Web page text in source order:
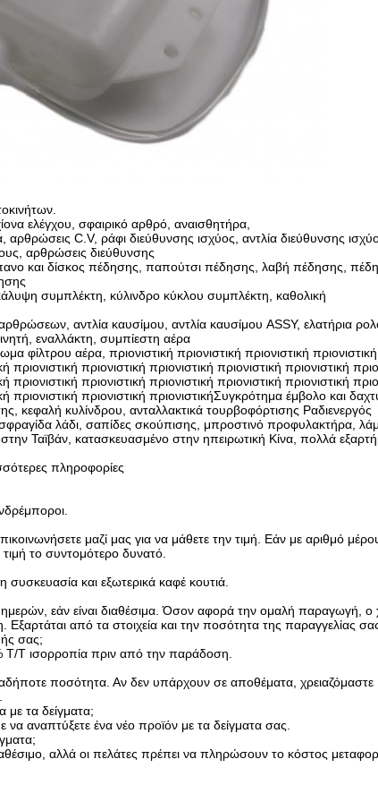
ελέγχου, σφαιρικό αρθρό, αναισθητήρα,
C.V, ράφι διεύθυνσης ισχύος, αντλία διεύθυνσης
αρθρώσεις διεύθυνσης
και δίσκος πέδησης, παπούτσι πέδησης, λαβή πέδησης,
συμπλέκτη, κύλινδρο κύκλου συμπλέκτη, καθολική
αντλία καυσίμου, αντλία καυσίμου ASSY, ελατήρια
εναλλάκτη, συμπίεστη αέρα
φίλτρου αέρα, πριονιστική πριονιστική πριονιστική πριονιστική
πριονιστική πριονιστική πριονιστική πριονιστική πριονιστική
πριονιστική πριονιστική πριονιστική πριονιστική πριονιστική
πριονιστική πριονιστική πριονιστικήΣυγκρότημα έμβολο και
κεφαλή κυλίνδρου, ανταλλακτικά τουρβοφόρτισης Ραδιενεργός
λάδι, σαπίδες σκούπισης, μπροστινό προφυλακτήρα,
Ταϊβάν, κατασκευασμένο στην ηπειρωτική Κίνα, πολλά
πληροφορίες
μαζί μας για να μάθετε την τιμή. Εάν με αριθμό
το συντομότερο δυνατό.
και εξωτερικά καφέ κουτιά.
εάν είναι διαθέσιμα. Όσον αφορά την ομαλή παραγωγή,
από τα στοιχεία και την ποσότητα της παραγγελίας
σας;
T/T ισορροπία πριν από την παράδοση.
ποσότητα. Αν δεν υπάρχουν σε αποθέματα,
με τα δείγματα;
αναπτύξετε ένα νέο προϊόν με τα δείγματα σας.
αλλά οι πελάτες πρέπει να πληρώσουν το κόστος